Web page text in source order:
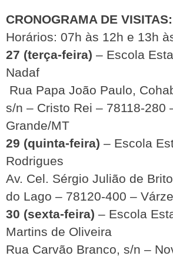
CRONOGRAMA DE VISITAS:
Horários: 07h às 12h e 13h
27 (terça-feira) – Escola
Nadaf
s/n – Cristo Rei – 78118-280
Grande/MT
29 (quinta-feira) – Escola
Rodrigues
Av. Cel. Sérgio Julião de
do Lago – 78120-400 –
30 (sexta-feira) – Escola
Martins de Oliveira
Rua Carvão Branco, s/n –